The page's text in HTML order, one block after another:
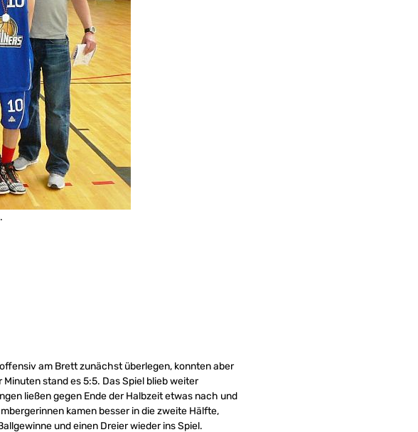
am Brett zunächst überlegen, konnten aber
stand es 5:5. Das Spiel blieb weiter
ließen gegen Ende der Halbzeit etwas nach und
kamen besser in die zweite Hälfte,
und einen Dreier wieder ins Spiel.